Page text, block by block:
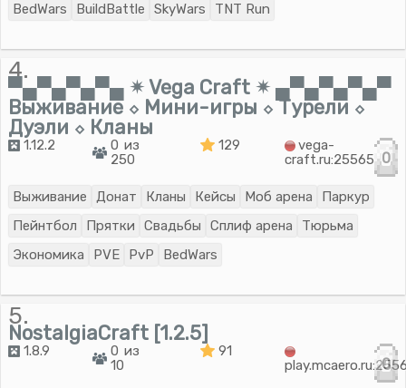
BedWars
BuildBattle SkyWars TNT Run
4.
▀▄▀▄▀▄▀▄ ✴ Vega Craft ✴ ▄▀▄▀▄▀▄▀
Выживание ⬦ Мини-игры ⬦ Турели ⬦
Дуэли ⬦ Кланы
1.12.2
0 из
250
129
vega-
craft.ru:25565 0
Выживание Донат Кланы Кейсы Моб арена
Паркур
Пейнтбол
Прятки Свадьбы Сплиф арена
Тюрьма
Экономика
PVE PvP BedWars
5.
NostalgiaCraft [1.2.5]
1.8.9
0 из
10
91
0